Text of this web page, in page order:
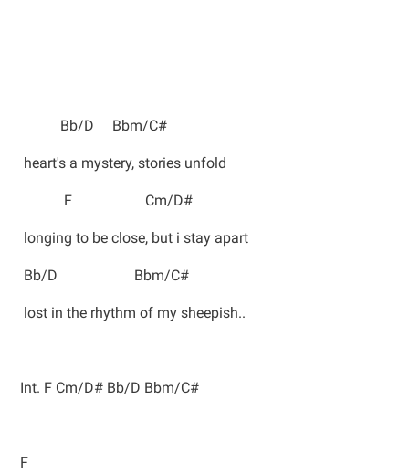
Bb/D Bbm/C#
heart's a mystery, stories unfold
F Cm/D#
longing to be close, but i stay apart
Bb/D Bbm/C#
lost in the rhythm of my sheepish..
Int. F Cm/D# Bb/D Bbm/C#
F